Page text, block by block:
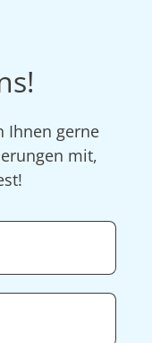
Ihnen gerne
mit,